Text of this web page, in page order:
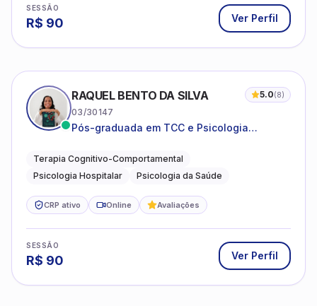
SESSÃO
R$ 90 Ver Perfil
RAQUEL BENTO DA SILVA 5.0(8)
03/30147
Pós-graduada em TCC e Psicologia
Terapia Cognitivo-Comportamental
Psicologia Hospitalar
Psicologia da Saúde
CRP ativo Online Avaliações
SESSÃO
R$ 90 Ver Perfil